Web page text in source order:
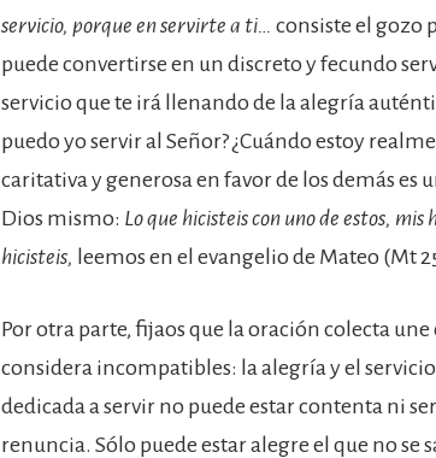
servicio, porque en servirte a ti… consiste el gozo
puede convertirse en un discreto y fecundo
servicio que te irá llenando de la alegría
puedo yo servir al Señor? ¿Cuándo estoy
caritativa y generosa en favor de los demás es
Dios mismo: Lo que hicisteis con uno de estos,
hicisteis, leemos en el evangelio de Mateo (Mt
Por otra parte, fijaos que la oración colecta
considera incompatibles: la alegría y el
dedicada a servir no puede estar contenta ni
renuncia. Sólo puede estar alegre el que no se